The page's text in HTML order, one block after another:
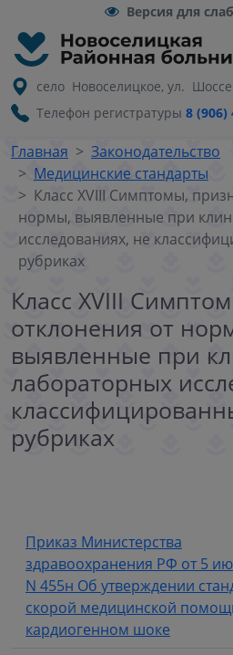
Версия для
село Новоселицкое, ул.
Телефон регистратуры 8 (906)
Главная
Законодательство
Медицинские стандарты
Класс XVIII Симптомы,
нормы, выявленные при
исследованиях, не
рубриках
Класс XVIII
отклонения от
выявленные при
лабораторных
рубриках
Приказ Министерства
здравоохранения РФ от 5
N 455н Об утверждении
скорой медицинской
кардиогенном шоке